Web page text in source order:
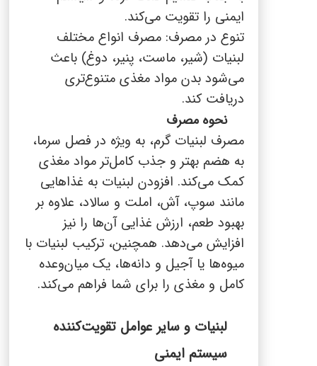
ایمنی را تقویت می‌کند.
تنوع در مصرف: مصرف انواع مختلف
لبنیات (شیر، ماست، پنیر، دوغ) باعث
می‌شود بدن مواد مغذی متنوع‌تری
دریافت کند.
نحوه مصرف
مصرف لبنیات گرم، به ویژه در فصل سرما،
به هضم بهتر و جذب کامل‌تر مواد مغذی
کمک می‌کند. افزودن لبنیات به غذاهایی
مانند سوپ، آش، املت و سالاد، علاوه بر
بهبود طعم، ارزش غذایی آن‌ها را نیز
افزایش می‌دهد. همچنین، ترکیب لبنیات با
میوه‌ها یا آجیل و دانه‌ها، یک میان‌وعده
کامل و مغذی را برای شما فراهم می‌کند.
لبنیات و سایر عوامل تقویت‌کننده
سیستم ایمنی